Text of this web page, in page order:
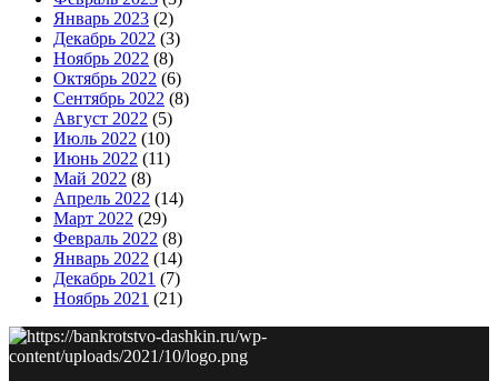
Январь 2023 (2)
Декабрь 2022 (3)
Ноябрь 2022 (8)
Октябрь 2022 (6)
Сентябрь 2022 (8)
Август 2022 (5)
Июль 2022 (10)
Июнь 2022 (11)
Май 2022 (8)
Апрель 2022 (14)
Март 2022 (29)
Февраль 2022 (8)
Январь 2022 (14)
Декабрь 2021 (7)
Ноябрь 2021 (21)